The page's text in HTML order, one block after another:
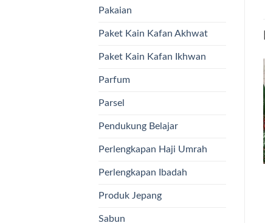
Pakaian
Paket Kain Kafan Akhwat
Paket Kain Kafan Ikhwan
Parfum
Parsel
Pendukung Belajar
Perlengkapan Haji Umrah
Perlengkapan Ibadah
Produk Jepang
Sabun